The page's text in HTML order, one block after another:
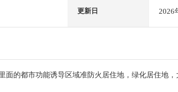
更新日 2026
面的都市功能诱导区域准防火居住地，绿化居住地